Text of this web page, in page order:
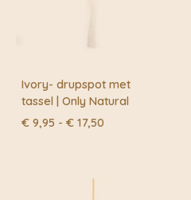
Ivory- drupspot met
tassel | Only Natural
€ 9,95 - € 17,50